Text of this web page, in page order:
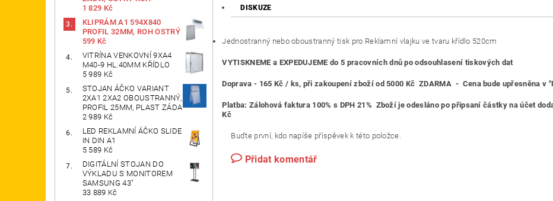
1 829 Kč
KLIPRÁM A1 594X840
PROFIL 32MM, ROH OSTRÝ
599 Kč
VITRÍNA VENKOVNÍ 9XA4
M40-9 HL.40MM KŘÍDLO
5 989 Kč
STOJAN ÁČKO VARIANT
2XA1 2XA2 OBOUSTRANNÝ,
PROFIL 25MM, PLAST ZÁDA
2 989 Kč
LED REKLAMNÍ ÁČKO SLIDE
IN DIN A1
5 589 Kč
DIGITÁLNÍ STOJAN DO
VÝKLADU S MONITOREM
SAMSUNG 43"
33 889 Kč
DISKUZE
Jednostranný nebo oboustranný tisk pro Reklamní vlajku ve tvaru křídlo 520cm
VYTISKNEME a EXPEDUJEME do 5 pracovních dnů po odsouhlasení tiskových dat
Doprava - 165 Kč / ks, při zakoupení zboží od 5000 Kč ZDARMA - Cena bude upřesněna v
Platba: Zálohová faktura 100% s DPH 21% Zboží je odesláno po připsaní částky na účet
Kč
Buďte první, kdo napíše příspěvek k této položce.
Přidat komentář